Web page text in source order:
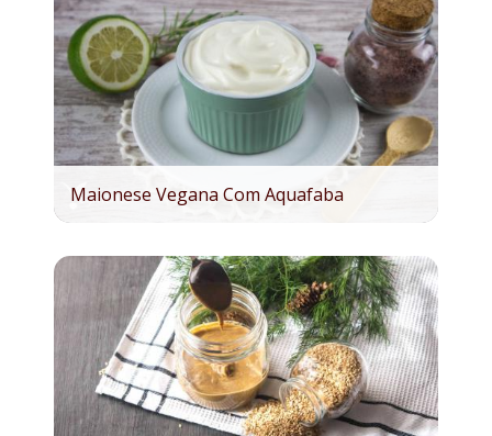
Maionese Vegana Com Aquafaba